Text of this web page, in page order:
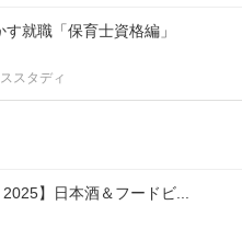
就職「保育士資格編」
スタディ
2025】日本酒＆フードビ...